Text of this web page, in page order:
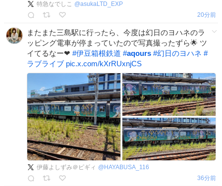
特急なでしこ @asukaLTD_EXP
21分前
またまた三島駅に行ったら、今度は幻日のヨハネのラ
ッピング電車が停まっていたので写真撮ったずら🌟 ツ
イてるなー❤ #伊豆箱根鉄道 #aqours #幻日のヨハネ #
ラブライブ pic.x.com/kXrRUxnjCS
伊藤よしずみ＠ピギィ @ HAYABUSA_116
36分前